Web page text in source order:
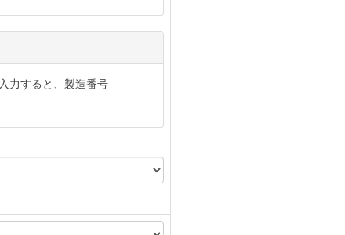
力すると、製造番号